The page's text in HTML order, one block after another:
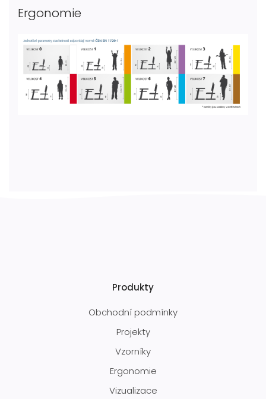
Ergonomie
Produkty
Obchodní podmínky
Projekty
Vzorníky
Ergonomie
Vizualizace